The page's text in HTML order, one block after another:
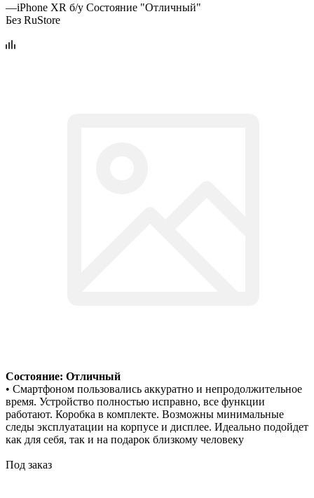
—iPhone XR б/у Состояние "Отличный"
Без RuStore
Состояние: Отличный
• Смартфоном пользовались аккуратно и непродолжительное
время. Устройство полностью исправно, все функции
работают. Коробка в комплекте. Возможны минимальные
следы эксплуатации на корпусе и дисплее. Идеально подойдет
как для себя, так и на подарок близкому человеку
Под заказ